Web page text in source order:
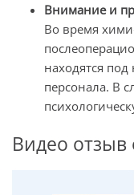
Внимание и
Во время
находятся
персонала. В
Видео отзыв